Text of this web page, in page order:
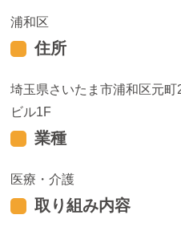
浦和区
住所
埼玉県さいたま市浦和区元
ビル1F
業種
医療・介護
取り組み内容